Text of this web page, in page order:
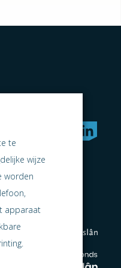
te
wijze
worden
apparaat